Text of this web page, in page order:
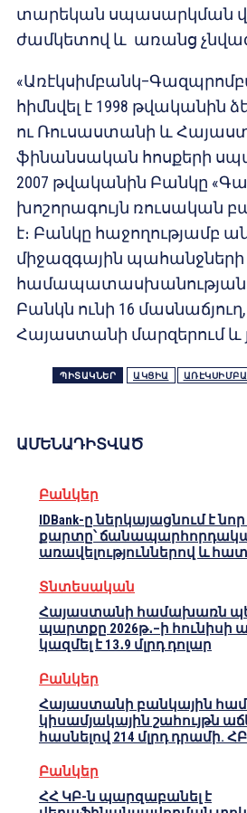
տարեկան սպասարկման
ժամկետով և առանց
հիմնվել է 1998 թվականին
ու Ռուսաստանի և
ֆինանսական հոսքերի
2007 թվականին Բանկը
խոշորագույն ռուսական
է։ Բանկը հաջողությամբ
միջազգային պահանջների
համապատասխանության
Բանկն ունի 16
Հայաստանի մարզերում և
ՊԻՏԱԿՆԵՐ ԱԿՑԻԱ
ԱՄԵՆԱԴԻՏՎԱԾ
Բանկեր
IDBank-ը ներկայացնում է նոր
քարտը՝
առավելություններով և
Տնտեսական
Հայաստանի համախառն
պարտքը 2026թ․–ի հունիսի
կազմել է 13․9 մլրդ դոլար
Բանկեր
Հայաստանի բանկային
կիսամյակային շահույթն
հասնելով 214 մլրդ դրամի.
Բանկեր
ՀՀ ԿԲ-ն պարզաբանել է